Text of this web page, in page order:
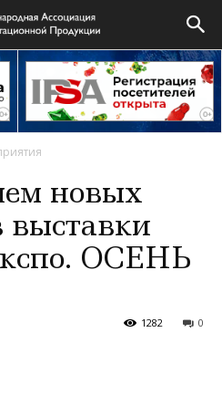
новых
выставки
ОСЕНЬ
0
1282